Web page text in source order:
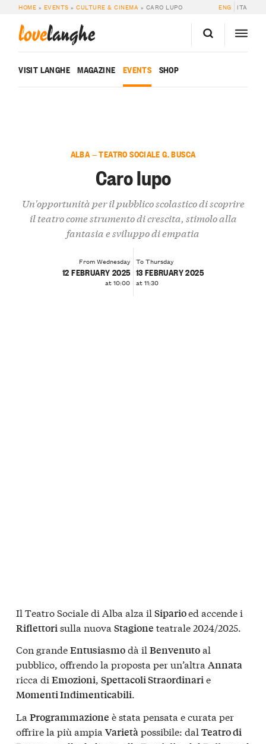
HOME » EVENTS »CULTURE & CINEMA » CARO LUPO ENG ITA
lovelanghe
VISIT LANGHE MAGAZINE EVENTS SHOP
ALBA — TEATRO SOCIALE G. BUSCA
Caro lupo
Un'opportunità per il pubblico scolastico di scoprire
il teatro come strumento di crescita, stimolo alla
fantasia e sviluppo di empatia
From Wednesday
12 FEBRUARY 2025
at 10:00
To Thursday
13 FEBRUARY 2025
at 11:30
Il Teatro Sociale di Alba alza il Siparioed accende i
Riflettorisulla nuova Stagione teatrale 2024/2025.
Con grandeEntusiasmodà il Benvenutoal
pubblico, offrendo la proposta per un’altra Annata
ricca di Emozioni, Spettacoli Straordinarie
Momenti Indimenticabili.
La Programmazione è stata pensata e curata per
offrire la più ampia Varietàpossibile: dal Teatro di